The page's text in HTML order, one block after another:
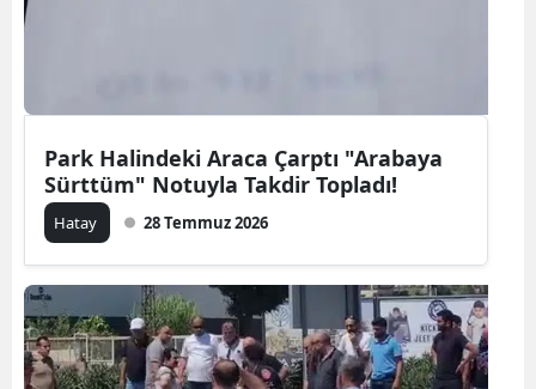
Park Halindeki Araca Çarptı "Arabaya
Sürttüm" Notuyla Takdir Topladı!
Hatay 28 Temmuz 2026